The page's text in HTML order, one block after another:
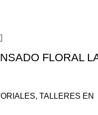
FLORAL
, TALLERES EN